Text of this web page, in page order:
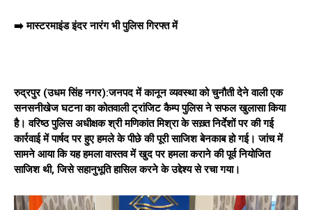
➡️ मास्टरमाइंड इंदर नारंग भी पुलिस गिरफ्त में
रुद्रपुर (उधम सिंह नगर):जनपद में कानून व्यवस्था को चुनौती देने वाली एक
सनसनीखेज घटना का कोतवाली ट्रांजिट कैम्प पुलिस ने सफल खुलासा किया
है। वरिष्ठ पुलिस अधीक्षक श्री मणिकांत मिश्रा के सख़्त निर्देशों पर की गई
कार्रवाई में पार्षद पर हुए हमले के पीछे की पूरी साजिश बेनकाब हो गई। जांच में
सामने आया कि यह हमला वास्तव में खुद पर हमला कराने की पूर्व नियोजित
साजिश थी, जिसे सहानुभूति हासिल करने के उद्देश्य से रचा गया।
V